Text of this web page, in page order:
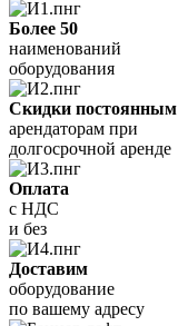
Более 50
наименований
оборудования
Скидки постоянным
арендаторам при
долгосрочной аренде
Оплата
с НДС
и без
Доставим
оборудование
по вашему адресу